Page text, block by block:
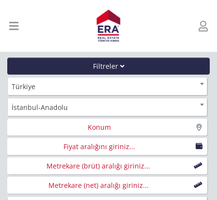
Filtreler
Türkiye
İstanbul-Anadolu
Konum
Fiyat aralığını giriniz...
Metrekare (brüt) aralığı giriniz...
Metrekare (net) aralığı giriniz...